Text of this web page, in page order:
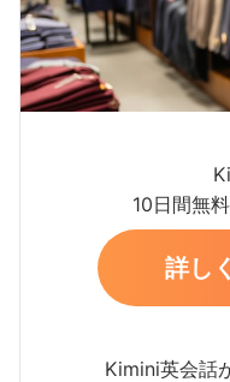
10日間無
詳し
Kimini英会話